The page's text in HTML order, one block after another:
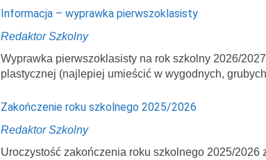
Informacja – wyprawka pierwszoklasisty
Redaktor Szkolny
Wyprawka pierwszoklasisty na rok szkolny 2026/
plastycznej (najlepiej umieścić w wygodnych, grubych
Zakończenie roku szkolnego 2025/2026
Redaktor Szkolny
Uroczystość zakończenia roku szkolnego 2025/2026